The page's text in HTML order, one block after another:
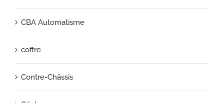
CBA Automatisme
coffre
Contre-Châssis